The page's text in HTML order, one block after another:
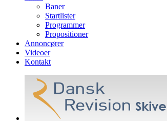
Baner
Startlister
Programmer
Propositioner
Annoncører
Videoer
Kontakt